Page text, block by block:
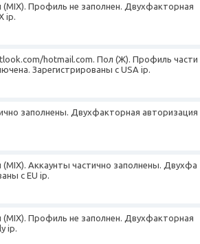
Профиль не заполнен. Двухфакторная
ip.
hotmail.com. Пол (Ж). Профиль части
Зарегистрированы с USA ip.
заполнены. Двухфакторная авторизация
Аккаунты частично заполнены. Двухфа
с EU ip.
Профиль не заполнен. Двухфакторная
ip.